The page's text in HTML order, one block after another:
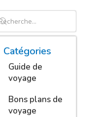
Catégories
Guide de
voyage
Bons plans de
voyage